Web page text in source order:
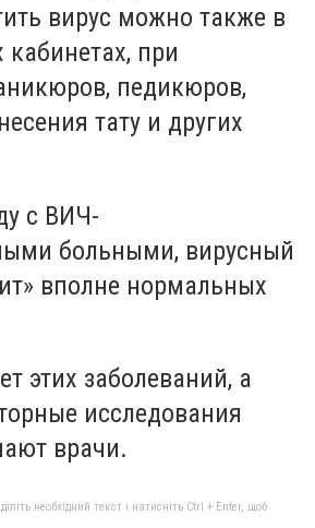
вирус можно также в
кабинетах, при
педикюров,
тату и других
с ВИЧ-
больными, вирусный
вполне нормальных
этих заболеваний, а
исследования
врачи.
необхідний текст і натисніть Ctrl + Enter, щоб